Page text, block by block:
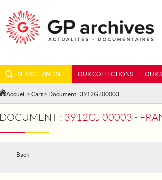
SEARCH AND SEE OUR COLLECTIONS OUR
Accueil > Cart > Document : 3912GJ 00003
DOCUMENT : 3912GJ 00003 - FRANCE. THE
Back